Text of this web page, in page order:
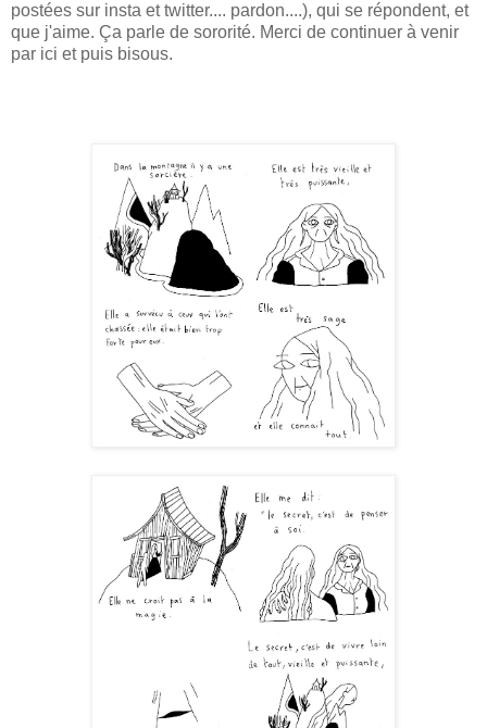
postées sur insta et twitter.... pardon....), qui se répondent, et
que j'aime. Ça parle de sororité. Merci de continuer à venir
par ici et puis bisous.